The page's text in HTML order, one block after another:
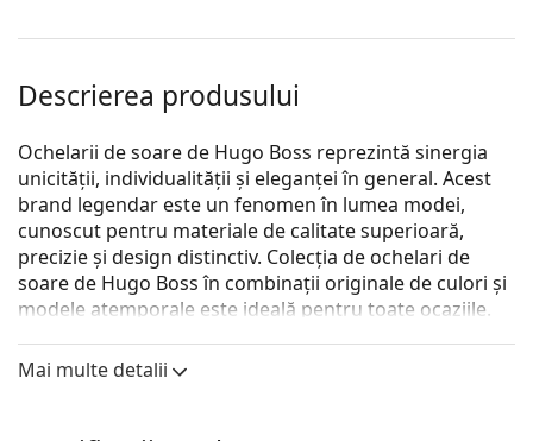
Descrierea produsului
Ochelarii de soare de Hugo Boss reprezintă sinergia
unicității, individualității și eleganței în general. Acest
brand legendar este un fenomen în lumea modei,
cunoscut pentru materiale de calitate superioară,
precizie și design distinctiv. Colecția de ochelari de
soare de Hugo Boss în combinații originale de culori și
modele atemporale este ideală pentru toate ocaziile.
Hugo Boss 1505/S 807 IR 52sunt ochelari de soare
unisex.
Mai multe detalii